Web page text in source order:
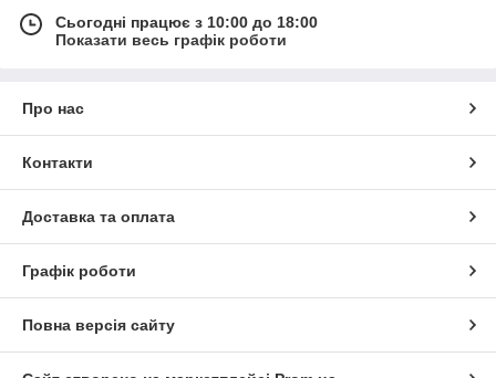
Сьогодні працює з 10:00 до 18:00
Показати весь графік роботи
Про нас
Контакти
Доставка та оплата
Графік роботи
Повна версія сайту